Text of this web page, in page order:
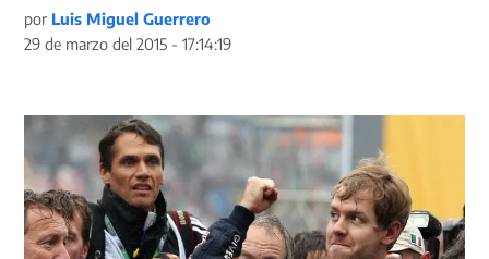
por Luis Miguel Guerrero
29 de marzo del 2015 - 17:14:19